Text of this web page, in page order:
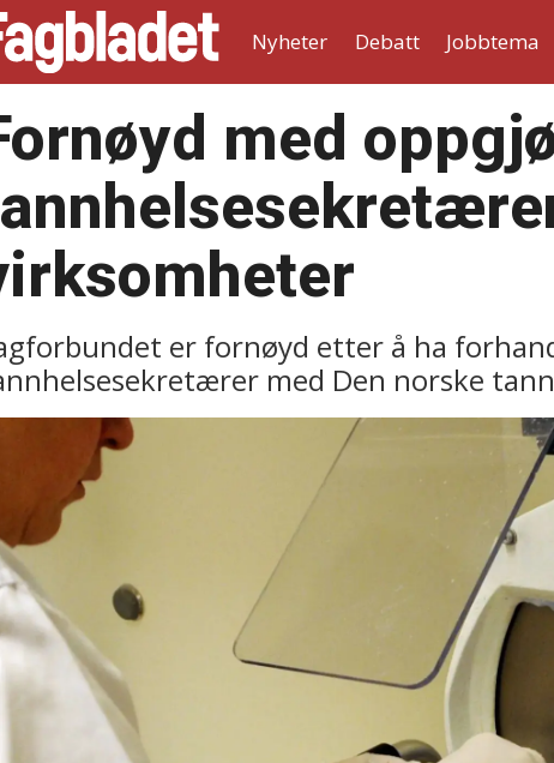
Nyheter Debatt Jobbtema
med
er fornøyd etter å ha
med Den norske